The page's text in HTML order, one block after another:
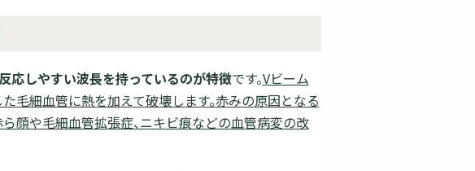
応しやすい波長を持っているのが特徴です。Vビーム
毛細血管に熱を加えて破壊します。赤みの原因となる
顔や毛細血管拡張症、ニキビ痕などの血管病変の改